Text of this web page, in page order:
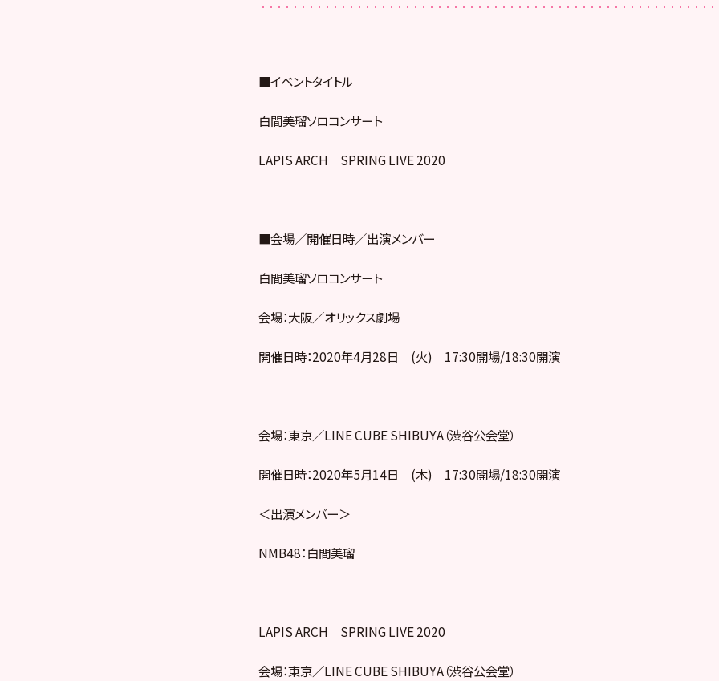
■イベントタイトル
白間美瑠ソロコンサート
LAPIS ARCH SPRING LIVE 2020
■会場／開催日時／出演メンバー
白間美瑠ソロコンサート
会場：大阪／オリックス劇場
開催日時：2020年4月28日 (火) 17:30開場/18:30開演
会場：東京／LINE CUBE SHIBUYA（渋谷公会堂）
開催日時：2020年5月14日 (木) 17:30開場/18:30開演
＜出演メンバー＞
NMB48：白間美瑠
LAPIS ARCH SPRING LIVE 2020
会場：東京／LINE CUBE SHIBUYA（渋谷公会堂）